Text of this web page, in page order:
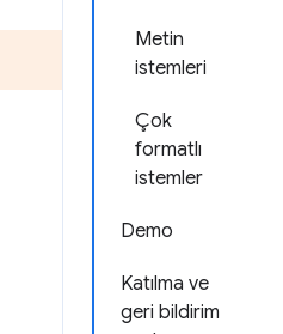
Metin
istemleri
Çok
formatlı
istemler
Demo
Katılma ve
geri bildirim